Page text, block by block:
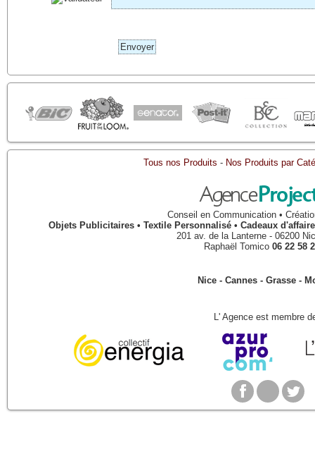
Tous nos Produits - Nos Produits par
Conseil en Communication •
Objets Publicitaires • Textile Personnalisé • Cadeaux
201 av. de la Lanterne - 06200
Raphaël Tomico 06 22 58
Nice - Cannes - Grasse -
L' Agence est membre